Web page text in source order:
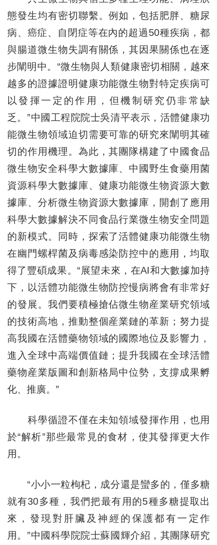
態發生均有密切聯繫。例如，包括肥胖、糖尿
病、癌症、自閉症等在內的超過50種疾病，都
與腸道微生物失調有關係，其因果關係也在逐
步闡明中。“微生物與人類健康密切相關，越來
越多的證據證明健康功能微生物對特定疾病可
以發揮一定的作用，但機制研究仍非常缺
乏。”中國工程院院士吳清平表示，活體健康功
能微生物領域迫切需要可靠的研究來闡明其確
切的作用機理。為此，其團隊構建了中國食品
微生物安全科學大數據庫、中國野生食藥用菌
資源科學大數據庫、健康功能微生物資源大數
據庫、分析微生物資源大數據庫，開創了應用
科學大數據解決不同食品行業微生物安全問題
的新模式。同時，探索了活體健康功能微生物
在幽門螺桿菌及病毒感染防控中的應用，均取
得了豐碩成果。“展望未來，在AI和大數據加持
下，以活體功能微生物防控慢病將會有非常好
的發展。我們要積極搶佔微生物産業研究領域
的技術高地，推動整個産業鏈的革新；努力提
高我國在活體藥物領域的國際地位及影響力，
進入全球中高端價值鏈；提升我國在全球活體
藥物産業版圖和創新格局中位勢，支撐成果孵
化、推廣。”
科學循證不僅在未知領域發揮作用，也用
於“解析”那些最常見的食材，使其發揮更大作
用。
“小小一粒枸杞，成分還是蠻多的，僅多糖
就有30多種，我們把最有用的5種多糖提取出
來，發現對肝臟及神經的保護都有一定作
用。”中國科學院院士蘇國輝介紹，其團隊研究